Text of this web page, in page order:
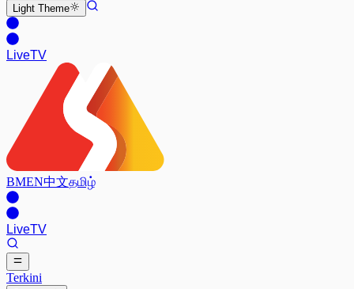
Light Theme
LiveTV
BMEN中文தமிழ்
LiveTV
Terkini